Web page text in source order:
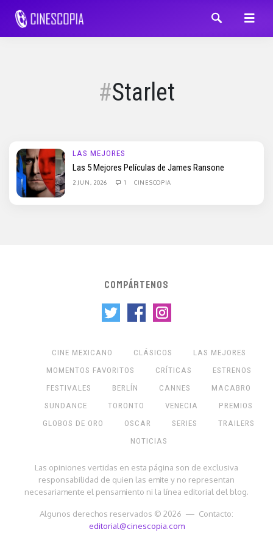
Starlet
LAS MEJORES
Las 5 Mejores Películas de James Ransone
2 JUN, 2026 1 CINESCOPIA
COMPÁRTENOS
CINE MEXICANO CLÁSICOS
LAS MEJORES
MOMENTOS FAVORITOS
CRÍTICAS
ESTRENOS
FESTIVALES
BERLÍN CANNES
MACABRO
SUNDANCE
TORONTO VENECIA
PREMIOS
GLOBOS DE ORO
OSCAR SERIES
TRAILERS
NOTICIAS
Las opiniones vertidas en esta página son de exclusiva
responsabilidad de quien las emite y no representan
necesariamente el pensamiento ni la línea editorial del blog.
Algunos derechos reservados © 2026 — Contacto:
editorial@cinescopia.com